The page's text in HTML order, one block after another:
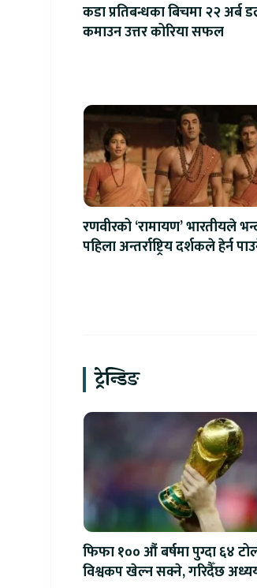
कडा प्रतिबन्धका बिचमा २२ अर्ब
कमाउन उत्तर कोरिया सफल
रणवीरको ‘रामायण’ भारतीयले
पहिला अन्तर्राष्ट्रिय दर्शकले हेर्न
ट्रेन्डिङ
फिफा १०० औं बर्षमा पुग्दा ६४
विश्वकप खेल्न सक्ने, गरिदैँछ